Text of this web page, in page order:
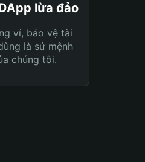
lừa đảo
ví, bảo vệ tài
là sứ mệnh
chúng tôi.